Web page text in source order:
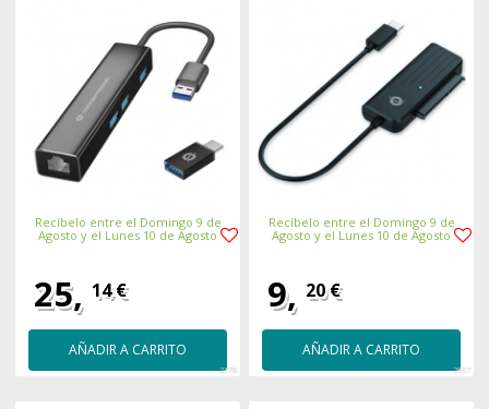
Recíbelo entre el Domingo 9 de
Agosto y el Lunes 10 de Agosto
25, 14 €
AÑADIR A CARRITO
2778
Recíbelo entre el Domingo 9 de
Agosto y el Lunes 10 de Agosto
9, 20 €
AÑADIR A CARRITO
2967